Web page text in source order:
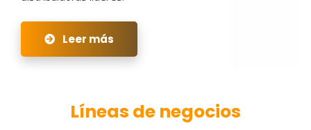
Leer más
Líneas de negocios